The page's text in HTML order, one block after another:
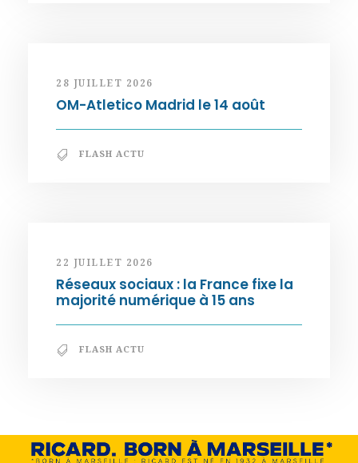
28 JUILLET 2026
OM-Atletico Madrid le 14 août
FLASH ACTU
22 JUILLET 2026
Réseaux sociaux : la France fixe la
majorité numérique à 15 ans
FLASH ACTU